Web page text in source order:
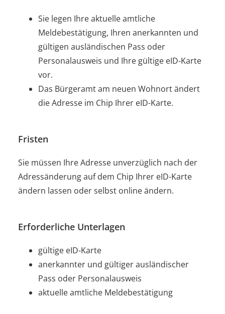
Sie legen Ihre aktuelle amtliche
Meldebestätigung, Ihren anerkannten und
gültigen ausländischen Pass oder
Personalausweis und Ihre gültige eID-Karte
vor.
Das Bürgeramt am neuen Wohnort ändert
die Adresse im Chip Ihrer eID-Karte.
Fristen
Sie müssen Ihre Adresse unverzüglich nach der
Adressänderung auf dem Chip Ihrer eID-Karte
ändern lassen oder selbst online ändern.
Erforderliche Unterlagen
gültige eID-Karte
anerkannter und gültiger ausländischer
Pass oder Personalausweis
aktuelle amtliche Meldebestätigung